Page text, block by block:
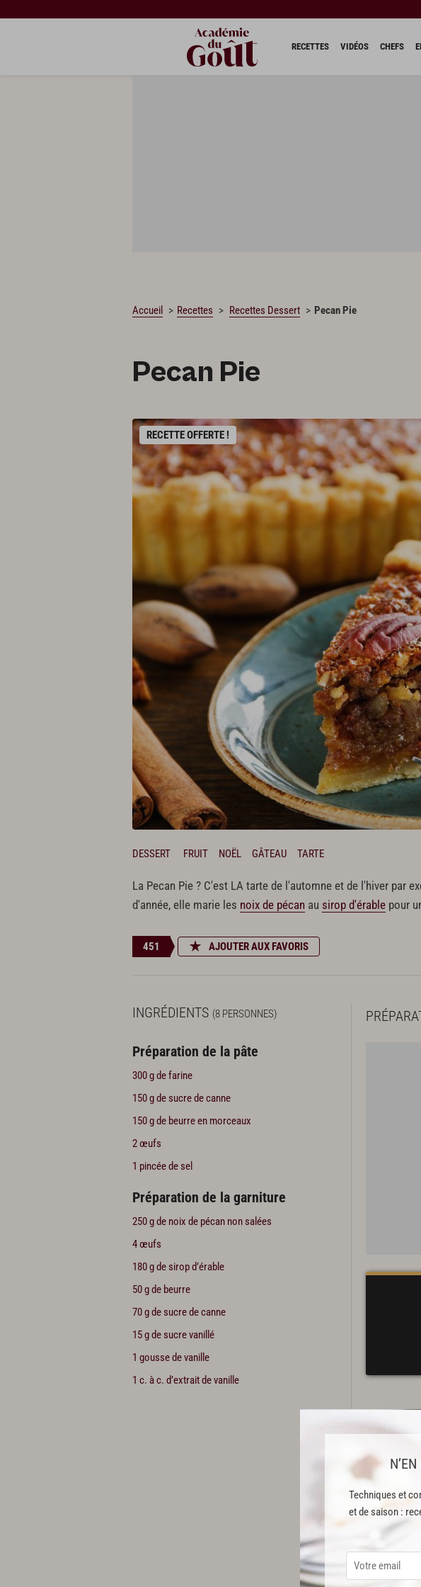
Techniques et
et de saison :
RECETTES VIDÉOS CHEFS
Accueil Recettes Recettes Dessert Pecan Pie
Pecan Pie
RECETTE OFFERTE !
DESSERT FRUIT NOËL GÂTEAU TARTE
La Pecan Pie ? C'est LA tarte de l'automne et de l'hiver par
d'année, elle marie les noix de pécan au sirop d'érable pour
451 AJOUTER AUX FAVORIS
INGRÉDIENTS (8 PERSONNES)
Préparation de la pâte
300 g de farine
150 g de sucre de canne
150 g de beurre en morceaux
2 œufs
1 pincée de sel
Préparation de la garniture
250 g de noix de pécan non salées
4 œufs
180 g de sirop d’érable
50 g de beurre
70 g de sucre de canne
15 g de sucre vanillé
1 gousse de vanille
1 c. à c. d’extrait de vanille
Étape 1 :
Mettre le
Mélanger
de pâte
Mettre une
CHARGEMENT…